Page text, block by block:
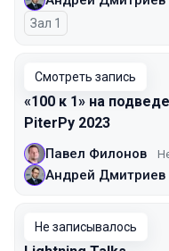
Зал 1
Смотреть запись
«100 к 1» на
PiterPy 2023
Павел Филонов
Андрей Дмитриев
Не записывалось